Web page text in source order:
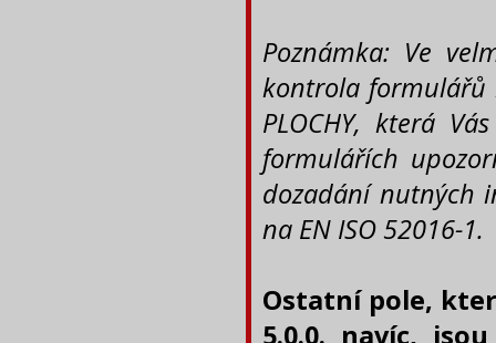
Poznámka: Ve
kontrola formulářů
PLOCHY, která
formulářích
dozadání nutných
na EN ISO 52016-1.
Ostatní pole,
5.0.0. navíc,